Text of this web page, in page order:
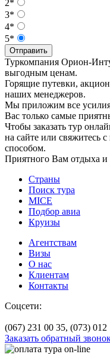
2*
3*
4*
5*
Отправить
Туркомпания Орион-
выгодным ценам.
Горящие путевки,
наших менеджеров.
Мы приложим все
Вас только самые
Чтобы заказать тур
на сайте или свяжитесь
способом.
Приятного Вам отдыха
Страны
Поиск тура
MICE
Подбор авиа
Круизы
Агентствам
Визы
О нас
Клиентам
Контакты
Соцсети:
(067) 231 00 35, (073) 012
Заказать обратный